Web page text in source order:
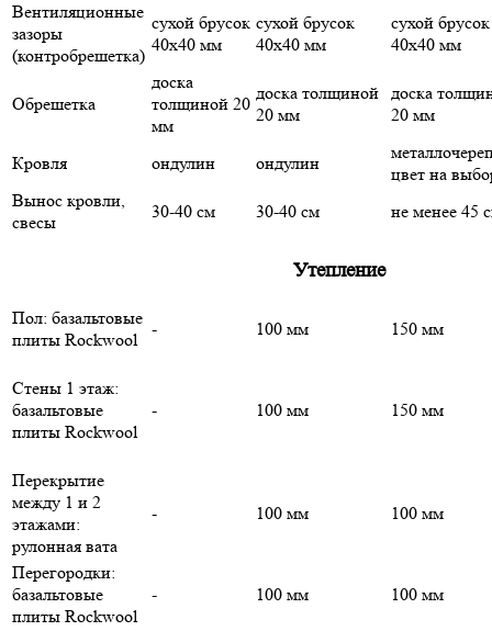
Вентиляционные
зазоры
(контробрешетка)
сухой брусок
40х40 мм
сухой брусок
40х40 мм
сухой брусок
40х40 мм
Обрешетка
доска
толщиной 20
мм
доска толщиной
20 мм
доска
20 мм
Кровля ондулин ондулин
цвет на
Вынос кровли,
свесы
30-40 см 30-40 см не менее 45
Утепление
Пол: базальтовые
плиты Rockwool
- 100 мм 150 мм
Стены 1 этаж:
базальтовые
плиты Rockwool
- 100 мм 150 мм
Перекрытие
между 1 и 2
этажами:
рулонная вата
- 100 мм 100 мм
Перегородки:
базальтовые
плиты Rockwool
- 100 мм 100 мм